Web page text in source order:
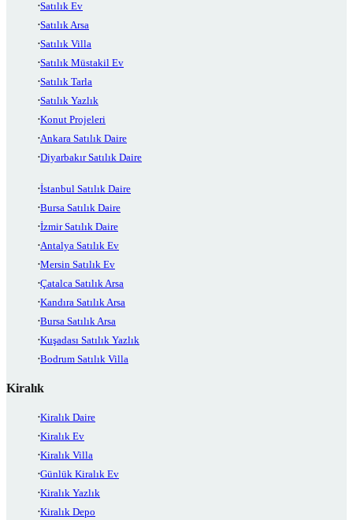
Satılık Ev
Satılık Arsa
Satılık Villa
Satılık Müstakil Ev
Satılık Tarla
Satılık Yazlık
Konut Projeleri
Ankara Satılık Daire
Diyarbakır Satılık Daire
İstanbul Satılık Daire
Bursa Satılık Daire
İzmir Satılık Daire
Antalya Satılık Ev
Mersin Satılık Ev
Çatalca Satılık Arsa
Kandıra Satılık Arsa
Bursa Satılık Arsa
Kuşadası Satılık Yazlık
Bodrum Satılık Villa
Kiralık
Kiralık Daire
Kiralık Ev
Kiralık Villa
Günlük Kiralık Ev
Kiralık Yazlık
Kiralık Depo